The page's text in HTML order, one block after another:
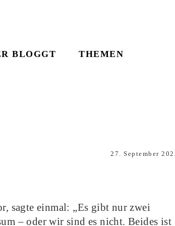
BLOGGT THEMEN
27. September
sagte einmal: „Es gibt nur zwei
– oder wir sind es nicht. Beides ist